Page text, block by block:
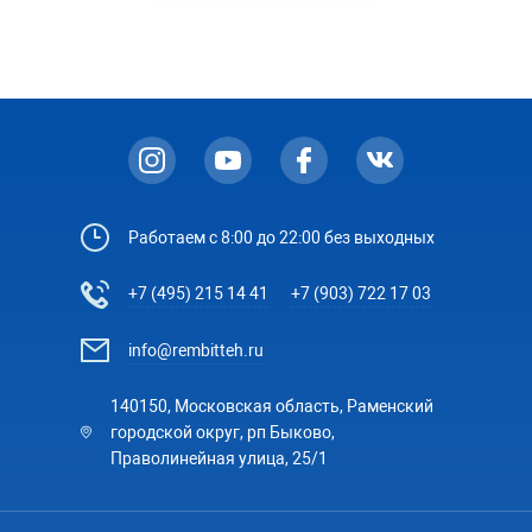
предоставляет гарантию на работу и запчасти
сроком от 3 месяцев до 2-х лет в зависимости от
Ваше имя, телефон для связи и адрес.
уточнит время приезда.
Работаем с 8:00 до 22:00 без выходных
+7 (495) 215 14 41 +7 (903) 722 17 03
info@rembitteh.ru
140150, Московская область, Раменский
городской округ, рп Быково,
Праволинейная улица, 25/1